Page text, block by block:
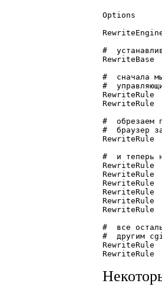
Options
#
#  сначала
#
#  обрезаем
#  браузер
#  и теперь
#  все
#  другим